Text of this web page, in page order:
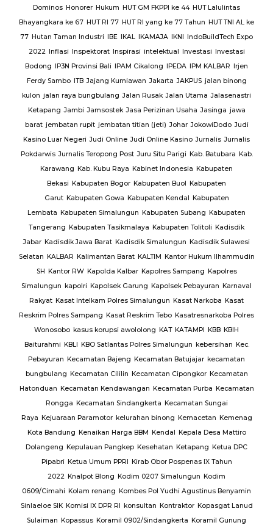
Dominos Honorer Hukum HUT GM FKPPI ke 44 HUT Lalulintas
Bhayangkara ke 67 HUT RI 77 HUT RI yang ke 77 Tahun HUT TNI AL ke
77 Hutan Taman Industri IBE IKAL IKAMAJA IKNI IndoBuildTech Expo
2022 Inflasi Inspektorat Inspirasi intelektual Investasi Investasi
Bodong IP3N Provinsi Bali IPAM Cikalong IPEDA IPM KALBAR Irjen
Ferdy Sambo ITB Jajang Kurniawan Jakarta JAKPUS jalan binong
kulon jalan raya bungbulang Jalan Rusak Jalan Utama Jalasenastri
Ketapang Jambi Jamsostek Jasa Perizinan Usaha Jasinga jawa
barat jembatan rupit jembatan titian (jeti) Johar JokowiDodo Judi
Kasino Luar Negeri Judi Online Judi Online Kasino Jurnalis Jurnalis
Pokdarwis Jurnalis Teropong Post Juru Situ Parigi Kab. Batubara Kab.
Karawang Kab. Kubu Raya Kabinet Indonesia Kabupaten
Bekasi Kabupaten Bogor Kabupaten Buol Kabupaten
Garut Kabupaten Gowa Kabupaten Kendal Kabupaten
Lembata Kabupaten Simalungun Kabupaten Subang Kabupaten
Tangerang Kabupaten Tasikmalaya Kabupaten Tolitoli Kadisdik
Jabar Kadisdik Jawa Barat Kadisdik Simalungun Kadisdik Sulawesi
Selatan KALBAR Kalimantan Barat KALTIM Kantor Hukum Ilhammudin
SH Kantor RW Kapolda Kalbar Kapolres Sampang Kapolres
Simalungun kapolri Kapolsek Garung Kapolsek Pebayuran Karnaval
Rakyat Kasat Intelkam Polres Simalungun Kasat Narkoba Kasat
Reskrim Polres Sampang Kasat Reskrim Tebo Kasatresnarkoba Polres
Wonosobo kasus korupsi awololong KAT KATAMPI KBB KBIH
Baiturahmi KBLI KBO Satlantas Polres Simalungun kebersihan Kec.
Pebayuran Kecamatan Bajeng Kecamatan Batujajar kecamatan
bungbulang Kecamatan Cililin Kecamatan Cipongkor Kecamatan
Hatonduan Kecamatan Kendawangan Kecamatan Purba Kecamatan
Rongga Kecamatan Sindangkerta Kecamatan Sungai
Raya Kejuaraan Paramotor kelurahan binong Kemacetan Kemenag
Kota Bandung Kenaikan Harga BBM Kendal Kepala Desa Mattiro
Dolangeng Kepulauan Pangkep Kesehatan Ketapang Ketua DPC
Pipabri Ketua Umum PPRI Kirab Obor Pospenas IX Tahun
2022 Knalpot Blong Kodim 0207 Simalungun Kodim
0609/Cimahi Kolam renang Kombes Pol Yudhi Agustinus Benyamin
Sinlaeloe SIK Komisi IX DPR RI konsultan Kontraktor Kopasgat Lanud
Sulaiman Kopassus Koramil 0902/Sindangkerta Koramil Gunung